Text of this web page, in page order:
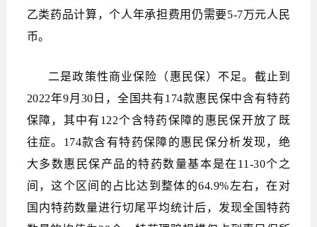
乙类药品计算，个人年承担费用仍需要5-7万元人民
币。
二是政策性商业保险（惠民保）不足。截止到
2022年9月30日，全国共有174款惠民保中含有特药
保障，其中有122个含特药保障的惠民保开放了既
往症。174款含有特药保障的惠民保分析发现，绝
大多数惠民保产品的特药数量基本是在11-30个之
间，这个区间的占比达到整体的64.9%左右，在对
国内特药数量进行切尾平均统计后，发现全国特药